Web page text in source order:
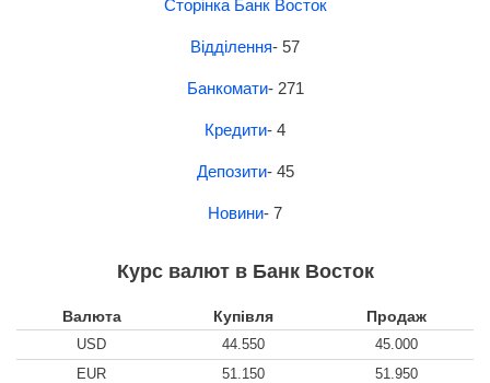
Сторінка Банк Восток
Відділення- 57
Банкомати- 271
Кредити- 4
Депозити- 45
Новини- 7
Курс валют в Банк Восток
Валюта Купівля Продаж
USD 44.550
45.000
EUR
51.150
51.950